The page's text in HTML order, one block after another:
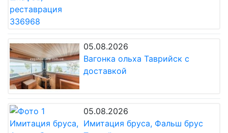
05.08.2026
Вагонка ольха Таврийск с
доставкой
05.08.2026
Имитация бруса, Фальш брус